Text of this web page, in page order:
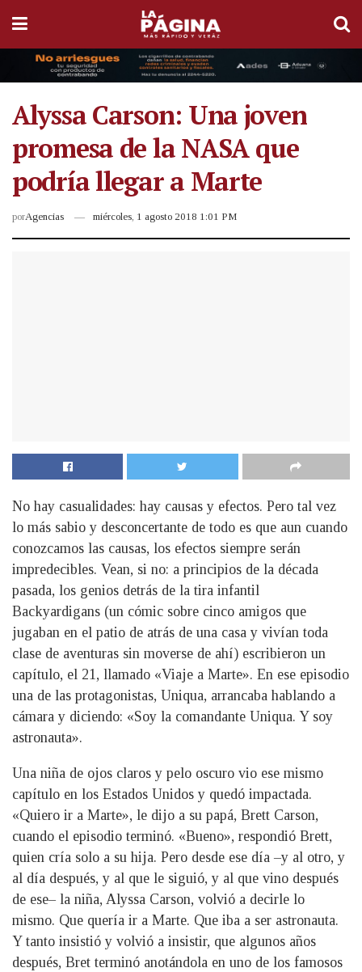
Alyssa Carson: Una joven
promesa de la NASA que
podría llegar a Marte
porAgencias miércoles, 1 agosto 2018 1:01 PM
No hay casualidades: hay causas y efectos. Pero tal vez
lo más sabio y desconcertante de todo es que aun cuando
conozcamos las causas, los efectos siempre serán
impredecibles. Vean, si no: a principios de la década
pasada, los genios detrás de la tira infantil
Backyardigans (un cómic sobre cinco amigos que
jugaban en el patio de atrás de una casa y vivían toda
clase de aventuras sin moverse de ahí) escribieron un
capítulo, el 21, llamado «Viaje a Marte». En ese episodio
una de las protagonistas, Uniqua, arrancaba hablando a
cámara y diciendo: «Soy la comandante Uniqua. Y soy
astronauta».
Una niña de ojos claros y pelo oscuro vio ese mismo
capítulo en los Estados Unidos y quedó impactada.
«Quiero ir a Marte», le dijo a su papá, Brett Carson,
cuando el episodio terminó. «Bueno», respondió Brett,
quien cría solo a su hija. Pero desde ese día –y al otro, y
al día después, y al que le siguió, y al que vino después
de ese– la niña, Alyssa Carson, volvió a decirle lo
mismo. Que quería ir a Marte. Que iba a ser astronauta.
Y tanto insistió y volvió a insistir, que algunos años
después, Bret terminó anotándola en uno de los famosos